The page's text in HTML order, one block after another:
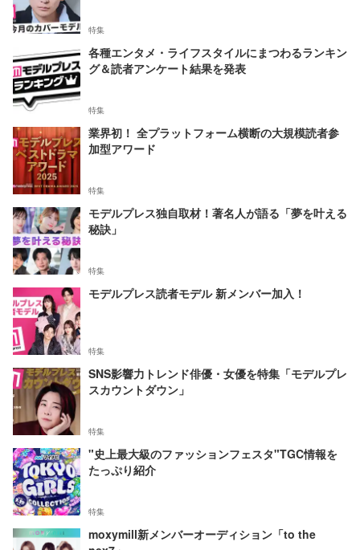
特集
各種エンタメ・ライフスタイルにまつわるランキン
グ＆読者アンケート結果を発表
特集
業界初！ 全プラットフォーム横断の大規模読者参
加型アワード
特集
モデルプレス独自取材！著名人が語る「夢を叶える
秘訣」
特集
モデルプレス読者モデル 新メンバー加入！
特集
SNS影響力トレンド俳優・女優を特集「モデルプレ
スカウントダウン」
特集
"史上最大級のファッションフェスタ"TGC情報を
たっぷり紹介
特集
moxymill新メンバーオーディション「to the